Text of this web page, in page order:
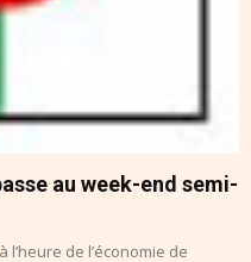
au week-end semi-
de l’économie de